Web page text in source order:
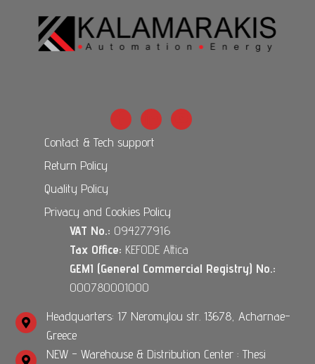
Contact & Tech support
Return Policy
Quality Policy
Privacy and Cookies Policy
VAT No.: 094277916
Tax Office: KEFODE Attica
GEMI (General Commercial Registry) No.:
000780001000
Headquarters: 17 Neromylou str. 13678, Acharnae-
Greece
NEW - Warehouse & Distribution Center : Thesi